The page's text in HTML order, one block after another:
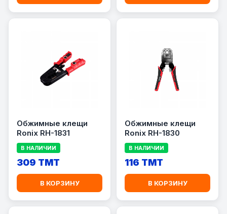
Обжимные клещи
Ronix RH-1831
В НАЛИЧИИ
309 TMT
В КОРЗИНУ
Обжимные клещи
Ronix RH-1830
В НАЛИЧИИ
116 TMT
В КОРЗИНУ